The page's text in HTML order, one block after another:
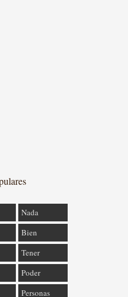
Nada
Bien
Tener
Poder
Personas